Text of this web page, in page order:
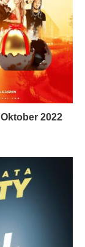
2022